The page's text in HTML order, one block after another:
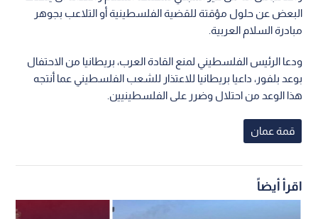
البعض عن حلول مؤقتة للقضية الفلسطينية أو التلاعب بجوهر
مبادرة السلام العربية.
ودعا الرئيس الفلسطيني لمنع القادة العرب، بريطانيا من الاحتفال
بوعد بلفور، داعيا بريطانيا للاعتذار للشعب الفلسطيني عما أنتجه
هذا الوعد من احتلال وضرر على الفلسطينيين.
قمة عمان
اقرأ أيضاً